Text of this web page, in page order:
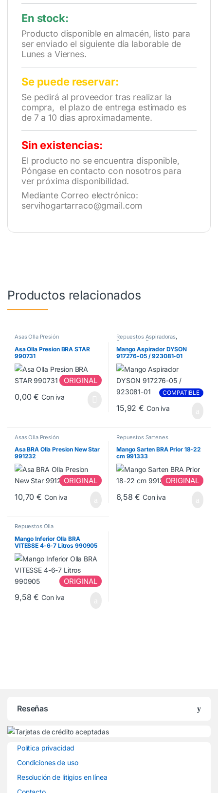
En stock:
Producto disponible en almacén, listo para
ser enviado el siguiente día laborable de
Lunes a Viernes.
Se puede reservar:
Se pedirá al proveedor tras realizar la
compra, el plazo de entrega estimado es
de 7 a 10 días aproximadamente.
Sin existencias:
El producto no se encuentra disponible,
Póngase en contacto con nosotros para
ver próxima disponibilidad.
Mediante Correo electrónico:
servihogartarraco@gmail.com
Productos relacionados
Asas Olla Presión
Asa Olla Presion BRA STAR
990731
ORIGINAL
0,00€ Con iva
Repuestos Aspiradoras,
Repuestos Dyson
Mango Aspirador DYSON
917276-05 / 923081-01
COMPATIBLE
15,92€ Con iva
Asas Olla Presión
Asa BRA Olla Presion New Star
991232
ORIGINAL
10,70€ Con iva
Repuestos Sartenes
Mango Sarten BRA Prior 18-22
cm 991333
ORIGINAL
6,58€ Con iva
Repuestos Olla
Mango Inferior Olla BRA
VITESSE 4-6-7 Litros 990905
ORIGINAL
9,58€ Con iva
Reseñas
Política privacidad
Condiciones de uso
Resolución de litigios en línea